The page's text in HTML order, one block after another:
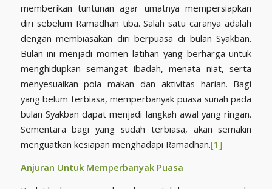
memberikan tuntunan agar umatnya mempersiapkan
diri sebelum Ramadhan tiba. Salah satu caranya adalah
dengan membiasakan diri berpuasa di bulan Syakban.
Bulan ini menjadi momen latihan yang berharga untuk
menghidupkan semangat ibadah, menata niat, serta
menyesuaikan pola makan dan aktivitas harian. Bagi
yang belum terbiasa, memperbanyak puasa sunah pada
bulan Syakban dapat menjadi langkah awal yang ringan.
Sementara bagi yang sudah terbiasa, akan semakin
menguatkan kesiapan menghadapi Ramadhan.[1]
Anjuran Untuk Memperbanyak Puasa